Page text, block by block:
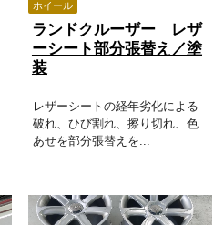
ホイール
ランドクルーザー レザ
ーシート部分張替え／塗
装
レザーシートの経年劣化による
破れ、ひび割れ、擦り切れ、色
あせを部分張替えを...